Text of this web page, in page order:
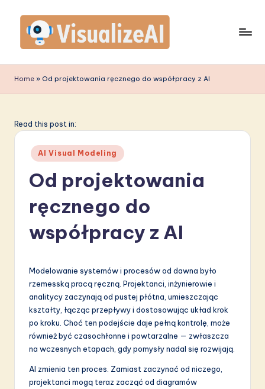
content
is
u
li
P
L
Home » Od projektowania ręcznego do współpracy z AI
Read this post in:
Posted
in
AI Visual Modeling
Od projektowania
ręcznego do
współpracy z AI
Modelowanie systemów i procesów od dawna było
rzemesską pracą ręczną. Projektanci, inżynierowie i
analitycy zaczynają od pustej płótna, umieszczając
kształty, łącząc przepływy i dostosowując układ krok
po kroku. Choć ten podejście daje pełną kontrolę, może
również być czasochłonne i powtarzalne — zwłaszcza
na wczesnych etapach, gdy pomysły nadal się rozwijają.
AI zmienia ten proces. Zamiast zaczynać od niczego,
projektanci mogą teraz zacząć od diagramów